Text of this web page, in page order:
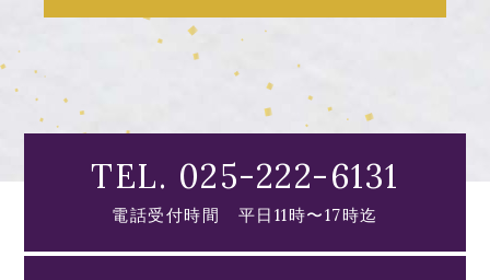
TEL. 025-222-6131
電話受付時間 平日11時〜17時迄